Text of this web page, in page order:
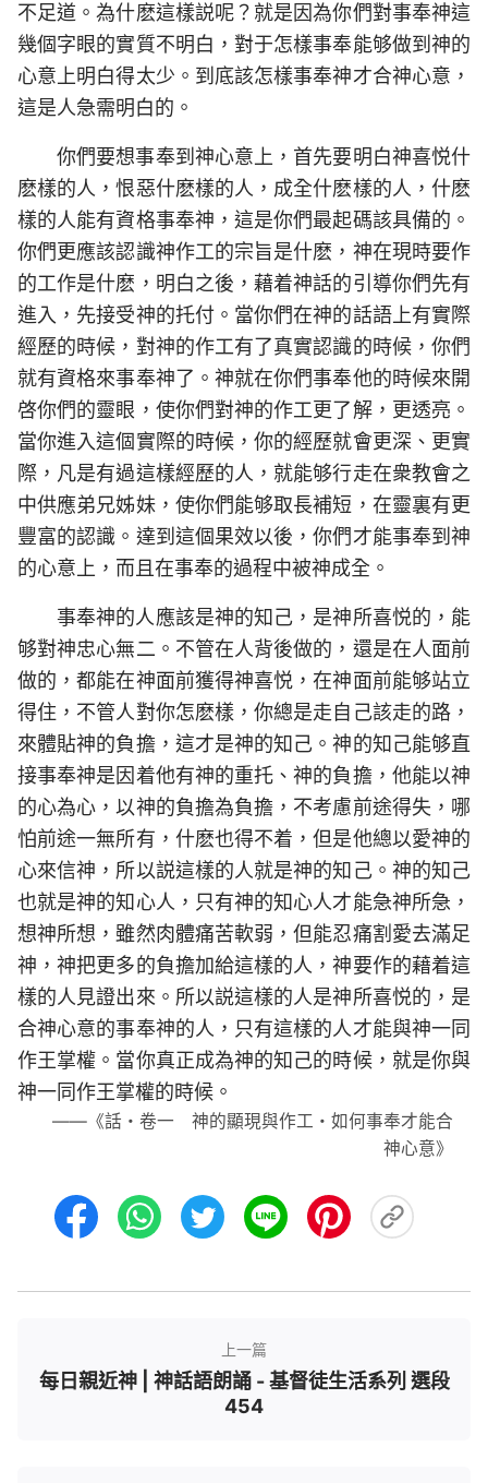
不足道。為什麽這樣説呢？就是因為你們對事奉神這
幾個字眼的實質不明白，對于怎樣事奉能够做到神的
心意上明白得太少。到底該怎樣事奉神才合神心意，
這是人急需明白的。
你們要想事奉到神心意上，首先要明白神喜悦什
麽樣的人，恨惡什麽樣的人，成全什麽樣的人，什麽
樣的人能有資格事奉神，這是你們最起碼該具備的。
你們更應該認識神作工的宗旨是什麽，神在現時要作
的工作是什麽，明白之後，藉着神話的引導你們先有
進入，先接受神的托付。當你們在神的話語上有實際
經歷的時候，對神的作工有了真實認識的時候，你們
就有資格來事奉神了。神就在你們事奉他的時候來開
啓你們的靈眼，使你們對神的作工更了解，更透亮。
當你進入這個實際的時候，你的經歷就會更深、更實
際，凡是有過這樣經歷的人，就能够行走在衆教會之
中供應弟兄姊妹，使你們能够取長補短，在靈裏有更
豐富的認識。達到這個果效以後，你們才能事奉到神
的心意上，而且在事奉的過程中被神成全。
事奉神的人應該是神的知己，是神所喜悦的，能
够對神忠心無二。不管在人背後做的，還是在人面前
做的，都能在神面前獲得神喜悦，在神面前能够站立
得住，不管人對你怎麽樣，你總是走自己該走的路，
來體貼神的負擔，這才是神的知己。神的知己能够直
接事奉神是因着他有神的重托、神的負擔，他能以神
的心為心，以神的負擔為負擔，不考慮前途得失，哪
怕前途一無所有，什麽也得不着，但是他總以愛神的
心來信神，所以説這樣的人就是神的知己。神的知己
也就是神的知心人，只有神的知心人才能急神所急，
想神所想，雖然肉體痛苦軟弱，但能忍痛割愛去滿足
神，神把更多的負擔加給這樣的人，神要作的藉着這
樣的人見證出來。所以説這樣的人是神所喜悦的，是
合神心意的事奉神的人，只有這樣的人才能與神一同
作王掌權。當你真正成為神的知己的時候，就是你與
神一同作王掌權的時候。
——《話・卷一 神的顯現與作工・如何事奉才能合
神心意》
上一篇
每日親近神 | 神話語朗誦 - 基督徒生活系列 選段
454